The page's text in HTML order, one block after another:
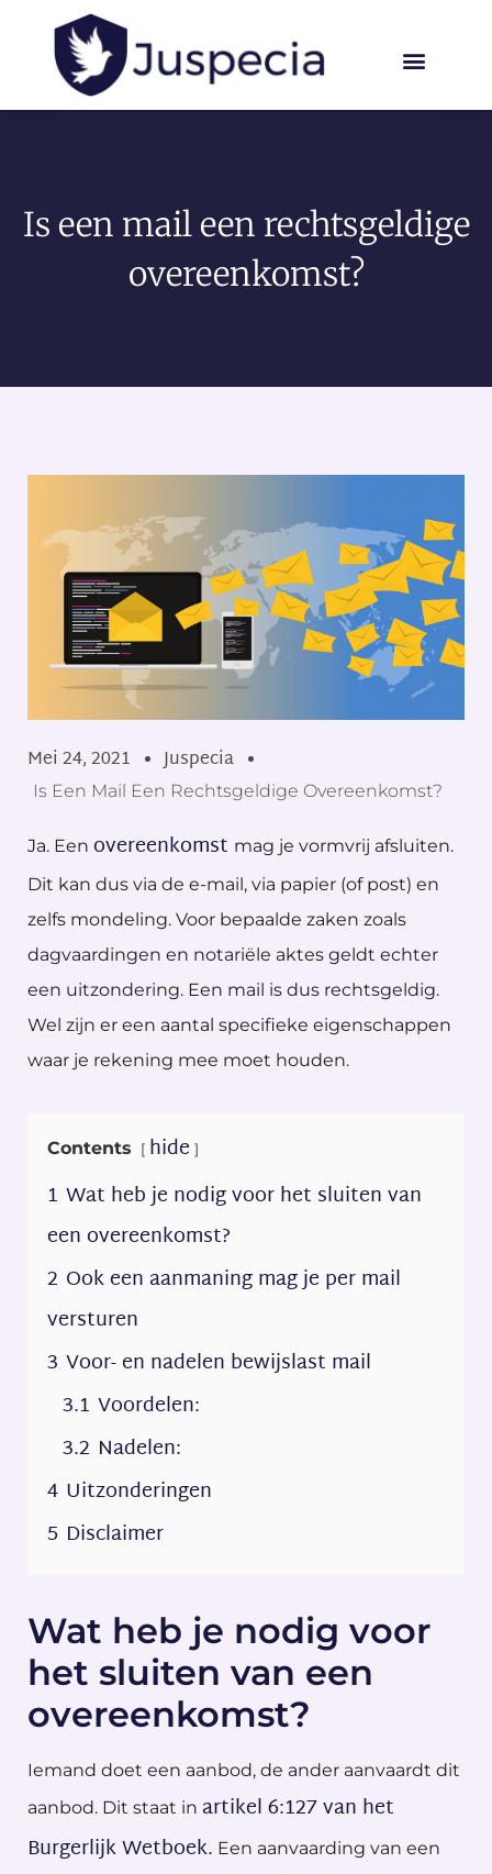
Is een mail een rechtsgeldige
overeenkomst?
Mei 24, 2021 Juspecia
Is Een Mail Een Rechtsgeldige Overeenkomst?
Ja. Een overeenkomst mag je vormvrij afsluiten.
Dit kan dus via de e-mail, via papier (of post) en
zelfs mondeling. Voor bepaalde zaken zoals
dagvaardingen en notariële aktes geldt echter
een uitzondering. Een mail is dus rechtsgeldig.
Wel zijn er een aantal specifieke eigenschappen
waar je rekening mee moet houden.
Contents
hide
1 Wat heb je nodig voor het sluiten van
een overeenkomst?
2 Ook een aanmaning mag je per mail
versturen
3 Voor- en nadelen bewijslast mail
3.1 Voordelen:
3.2 Nadelen:
4 Uitzonderingen
5 Disclaimer
Wat heb je nodig voor
het sluiten van een
overeenkomst?
Iemand doet een aanbod, de ander aanvaardt dit
aanbod. Dit staat in artikel 6:127 van het
Burgerlijk Wetboek. Een aanvaarding van een